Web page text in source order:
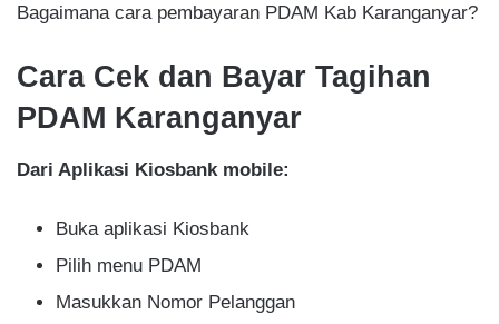
Bagaimana cara pembayaran PDAM Kab Karanganyar?
Cara Cek dan Bayar Tagihan
PDAM Karanganyar
Dari Aplikasi Kiosbank mobile:
Buka aplikasi Kiosbank
Pilih menu PDAM
Masukkan Nomor Pelanggan